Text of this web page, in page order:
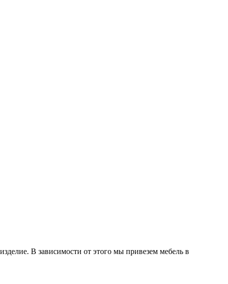
В зависимости от этого мы привезем мебель в